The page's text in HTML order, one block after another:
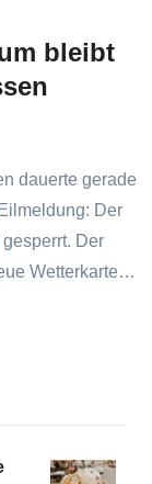
bleibt
dauerte gerade
Der
Der
Wetterkarte…